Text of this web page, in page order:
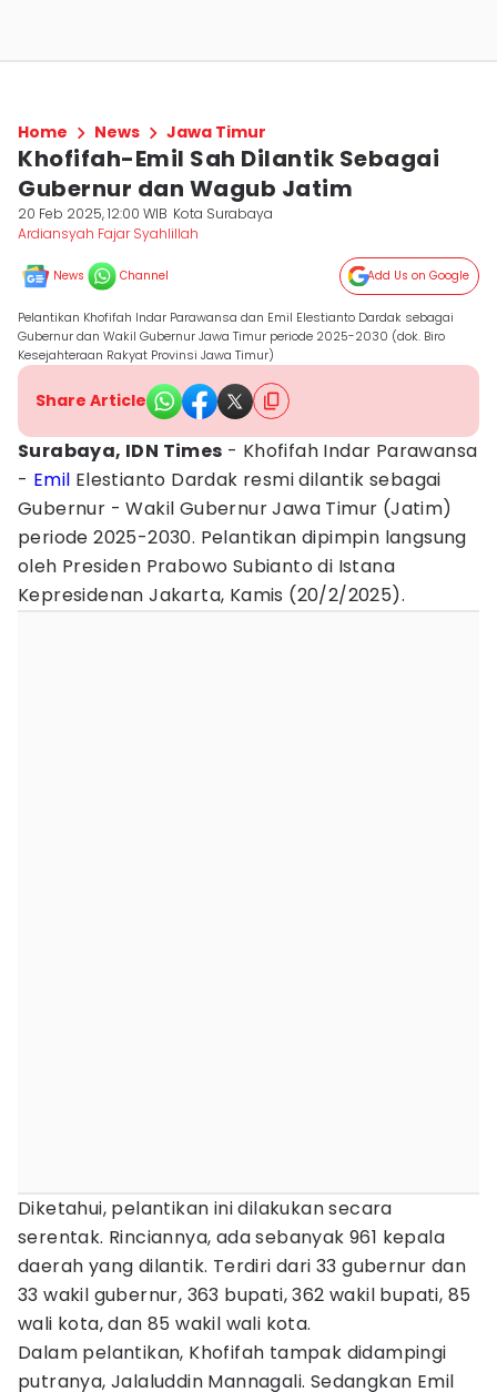
Home News Jawa Timur
Khofifah-Emil Sah Dilantik Sebagai
Gubernur dan Wagub Jatim
20 Feb 2025, 12:00 WIB Kota Surabaya
Ardiansyah Fajar Syahlillah
News Channel Add Us on Google
Pelantikan Khofifah Indar Parawansa dan Emil Elestianto Dardak sebagai
Gubernur dan Wakil Gubernur Jawa Timur periode 2025-2030 (dok. Biro
Kesejahteraan Rakyat Provinsi Jawa Timur)
Share Article
Surabaya, IDN Times - Khofifah Indar Parawansa
- Emil Elestianto Dardak resmi dilantik sebagai
Gubernur - Wakil Gubernur Jawa Timur (Jatim)
periode 2025-2030. Pelantikan dipimpin langsung
oleh Presiden Prabowo Subianto di Istana
Kepresidenan Jakarta, Kamis (20/2/2025).
Diketahui, pelantikan ini dilakukan secara
serentak. Rinciannya, ada sebanyak 961 kepala
daerah yang dilantik. Terdiri dari 33 gubernur dan
33 wakil gubernur, 363 bupati, 362 wakil bupati, 85
wali kota, dan 85 wakil wali kota.
Dalam pelantikan, Khofifah tampak didampingi
putranya, Jalaluddin Mannagali. Sedangkan Emil